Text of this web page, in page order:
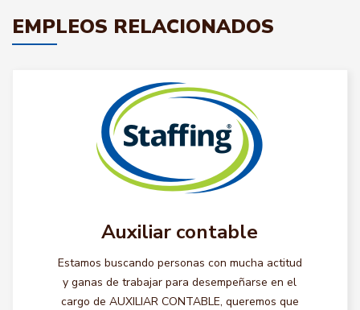
EMPLEOS RELACIONADOS
Auxiliar contable
Estamos buscando personas con mucha actitud
y ganas de trabajar para desempeñarse en el
cargo de AUXILIAR CONTABLE, queremos que